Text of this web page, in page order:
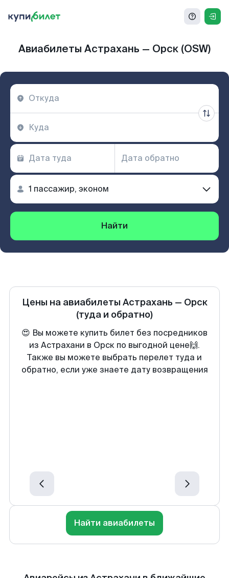
Авиабилеты Астрахань — Орск (OSW)
Найти
Цены на авиабилеты Астрахань — Орск
(туда и обратно)
😍 Вы можете купить билет без посредников
из Астрахани в Орск по выгодной цене🙌.
Также вы можете выбрать перелет туда и
обратно, если уже знаете дату возвращения
Найти авиабилеты